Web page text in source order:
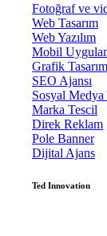
Fotoğraf ve
Web Tasarım
Web Yazılım
Mobil
Grafik Tasarım
SEO Ajansı
Sosyal
Marka Tescil
Direk Reklam
Pole Banner
Dijital Ajans
Ted Innovation